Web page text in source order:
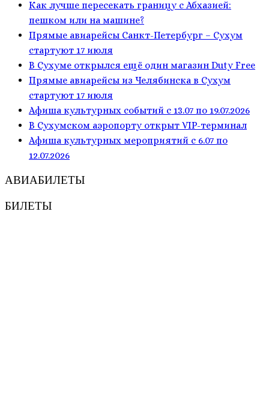
Как лучше пересекать границу с Абхазией:
пешком или на машине?
Прямые авиарейсы Санкт-Петербург – Сухум
стартуют 17 июля
В Сухуме открылся ещё один магазин Duty Free
Прямые авиарейсы из Челябинска в Сухум
стартуют 17 июля
Афиша культурных событий с 13.07 по 19.07.2026
В Сухумском аэропорту открыт VIP-терминал
Афиша культурных мероприятий с 6.07 по
12.07.2026
АВИАБИЛЕТЫ
БИЛЕТЫ